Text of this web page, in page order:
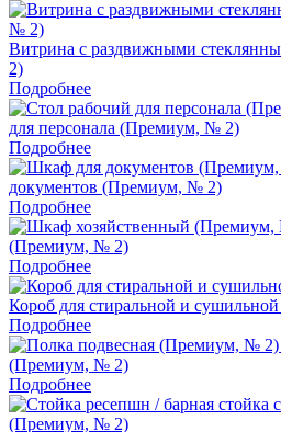
Витрина с раздвижными
2)
Подробнее
для персонала (Премиум, № 2)
Подробнее
документов (Премиум, № 2)
Подробнее
(Премиум, № 2)
Подробнее
Короб для стиральной и
Подробнее
(Премиум, № 2)
Подробнее